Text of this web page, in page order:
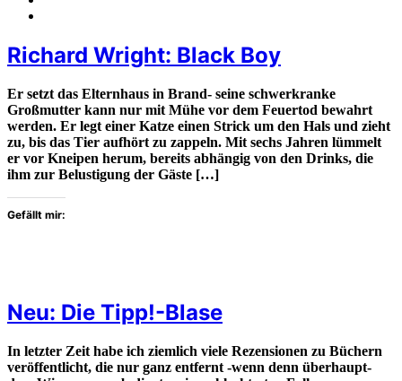
Richard Wright: Black Boy
Er setzt das Elternhaus in Brand- seine schwerkranke
Großmutter kann nur mit Mühe vor dem Feuertod bewahrt
werden. Er legt einer Katze einen Strick um den Hals und zieht
zu, bis das Tier aufhört zu zappeln. Mit sechs Jahren lümmelt
er vor Kneipen herum, bereits abhängig von den Drinks, die
ihm zur Belustigung der Gäste […]
Gefällt mir:
Neu: Die Tipp!-Blase
In letzter Zeit habe ich ziemlich viele Rezensionen zu Büchern
veröffentlicht, die nur ganz entfernt -wenn denn überhaupt-